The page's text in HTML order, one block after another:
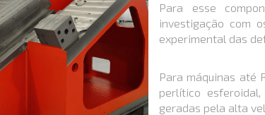
Para esse
investigação com
experimental das
Para máquinas até
perlítico
geradas pela alta